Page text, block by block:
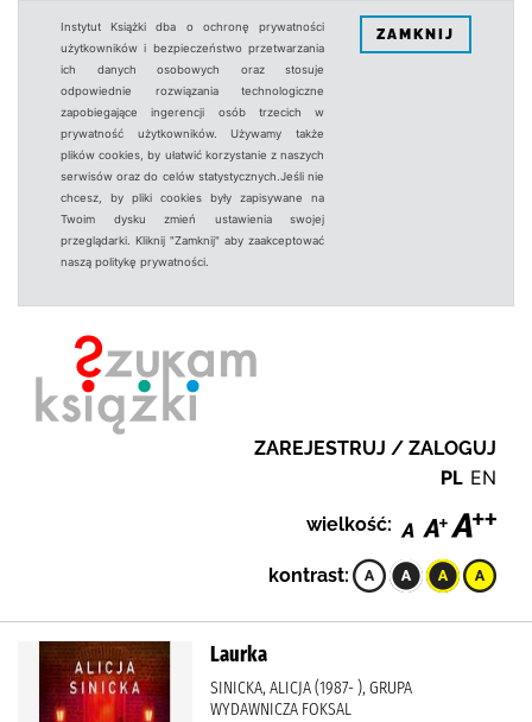
Instytut Książki dba o ochronę prywatności
użytkowników i bezpieczeństwo przetwarzania
ich danych osobowych oraz stosuje
odpowiednie rozwiązania technologiczne
zapobiegające ingerencji osób trzecich w
prywatność użytkowników. Używamy także
plików cookies, by ułatwić korzystanie z naszych
serwisów oraz do celów statystycznych.Jeśli nie
chcesz, by pliki cookies były zapisywane na
Twoim dysku zmień ustawienia swojej
przeglądarki. Kliknij "Zamknij" aby zaakceptować
naszą politykę prywatności.
ZAMKNIJ
ZAREJESTRUJ / ZALOGUJ
PL EN
wielkość:
kontrast:
Laurka
SINICKA, ALICJA (1987- ), GRUPA
WYDAWNICZA FOKSAL